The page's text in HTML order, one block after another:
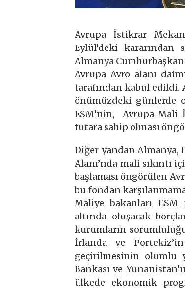
Avrupa İstikrar
Eylül’deki
Almanya
Avrupa Avro alanı
tarafından kabul edildi.
önümüzdeki günlerde
ESM’nin, Avrupa Mali
tutara sahip olması
Diğer yandan Almanya,
Alanı’nda mali sıkıntı
başlaması öngörülen
bu fondan
Maliye bakanları
altında oluşacak
kurumların
İrlanda ve
geçirilmesinin olumlu
Bankası ve
ülkede ekonomik